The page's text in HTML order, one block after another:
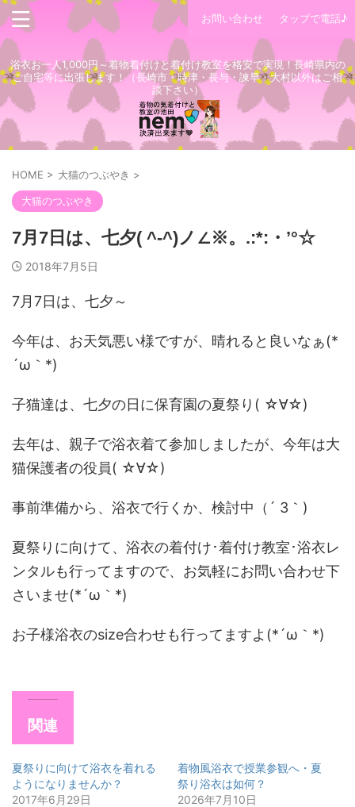
お問い合わせ タップで電話♪
浴衣お一人1,000円～着物着付けと着付け教室を格安で実現！長崎県内の
ご自宅等に出張します！（長崎市・時津・長与・諫早・大村以外はご相
談下さい）
HOME > 大猫のつぶやき >
大猫のつぶやき
7月7日は、七夕( ^-^)ノ∠※。.:*:・’°☆
2018年7月5日
7月7日は、七夕～
今年は、お天気悪い様ですが、晴れると良いなぁ(*
´ω｀*)
子猫達は、七夕の日に保育園の夏祭り( ☆∀☆)
去年は、親子で浴衣着て参加しましたが、今年は大
猫保護者の役員( ☆∀☆)
事前準備から、浴衣で行くか、検討中（´ 3｀)
夏祭りに向けて、浴衣の着付け･着付け教室･浴衣レ
ンタルも行ってますので、お気軽にお問い合わせ下
さいませ(*´ω｀*)
お子様浴衣のsize合わせも行ってますよ(*´ω｀*)
関連
夏祭りに向けて浴衣を着れる
ようになりませんか？
2017年6月29日
着物風浴衣で授業参観へ・夏
祭り浴衣は如何？
2026年7月10日